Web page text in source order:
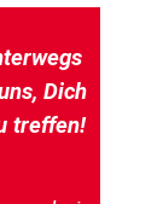
Dich
treffen!